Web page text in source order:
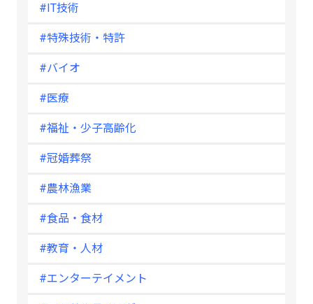
#IT技術
#特殊技術・特許
#バイオ
#医療
#福祉・少子高齢化
#冠婚葬祭
#農林漁業
#食品・食材
#教育・人材
#エンターテイメント